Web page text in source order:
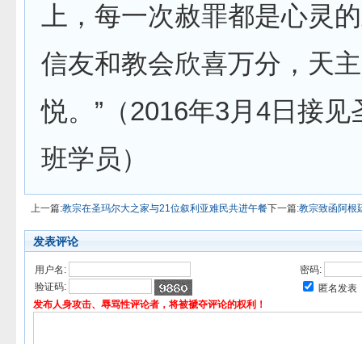
上，每一次赦罪都是心灵
信友和教会欣喜万分，天
悦。”（2016年3月4日接见
班学员）
上一篇:教宗在圣玛尔大之家与21位叙利亚难民共进午餐下一篇:教宗致函阿根
发表评论
用户名:
密码:
验证码:
匿名发表
发布人身攻击、辱骂性评论者，将被褫夺评论的权利！